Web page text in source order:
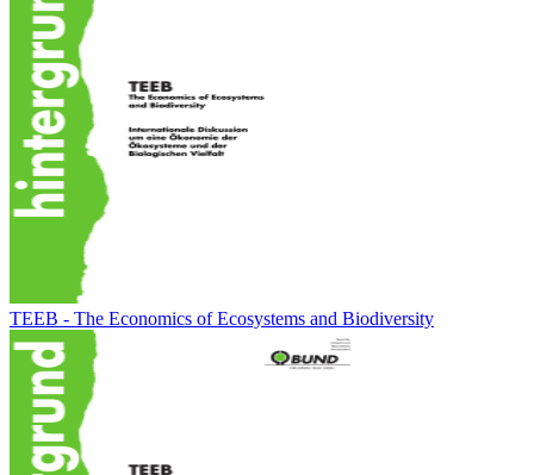
TEEB - The Economics of Ecosystems and Biodiversity